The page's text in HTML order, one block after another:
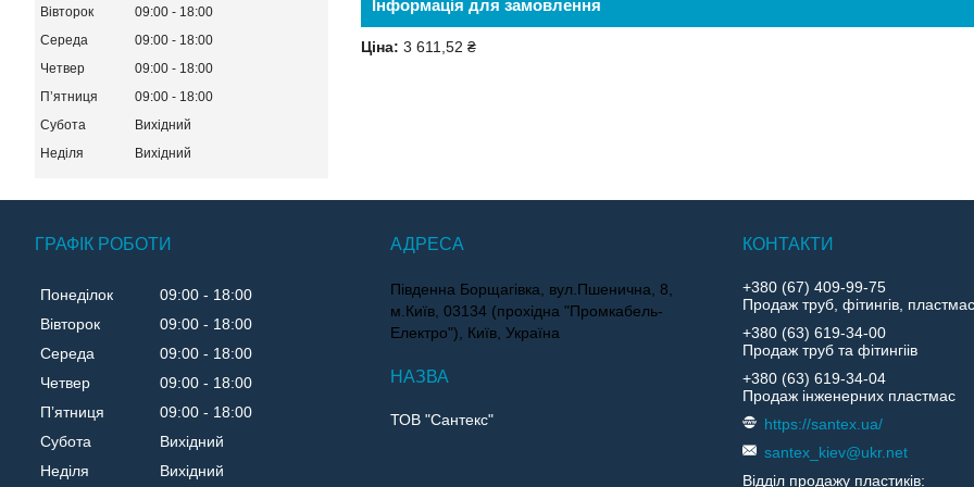
Інформація для замовлення
Ціна: 3 611,52 ₴
Вівторок 09:00
18:00
Середа
09:00
18:00
Четвер
09:00
18:00
Пʼятниця
09:00
18:00
Субота
Вихідний
Неділя
Вихідний
ГРАФІК РОБОТИ
Понеділок 09:00
18:00
Вівторок
09:00
18:00
Середа
09:00
18:00
Четвер
09:00
18:00
Пʼятниця
09:00
18:00
Субота
Вихідний
Неділя
Вихідний
Південна Борщагівка, вул.Пшенична, 8,
м.Київ, 03134 (прохідна "Промкабель-
Електро"), Київ, Україна
ТОВ "Сантекс"
+380 (67) 409-99-75
Продаж труб, фітингів,
+380 (63) 619-34-00
Продаж труб та фітингіів
+380 (63) 619-34-04
Продаж інженерних пластмас
https://santex.ua/
santex_kiev@ukr.net
Відділ продажу пластиків